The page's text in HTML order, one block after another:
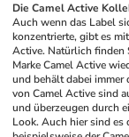
Die Camel Active
Auch wenn das Label
konzentrierte, gibt es
Active. Natürlich finden
Marke Camel Active
und behält dabei immer
von Camel Active sind
und überzeugen durch
Look. Auch hier sind